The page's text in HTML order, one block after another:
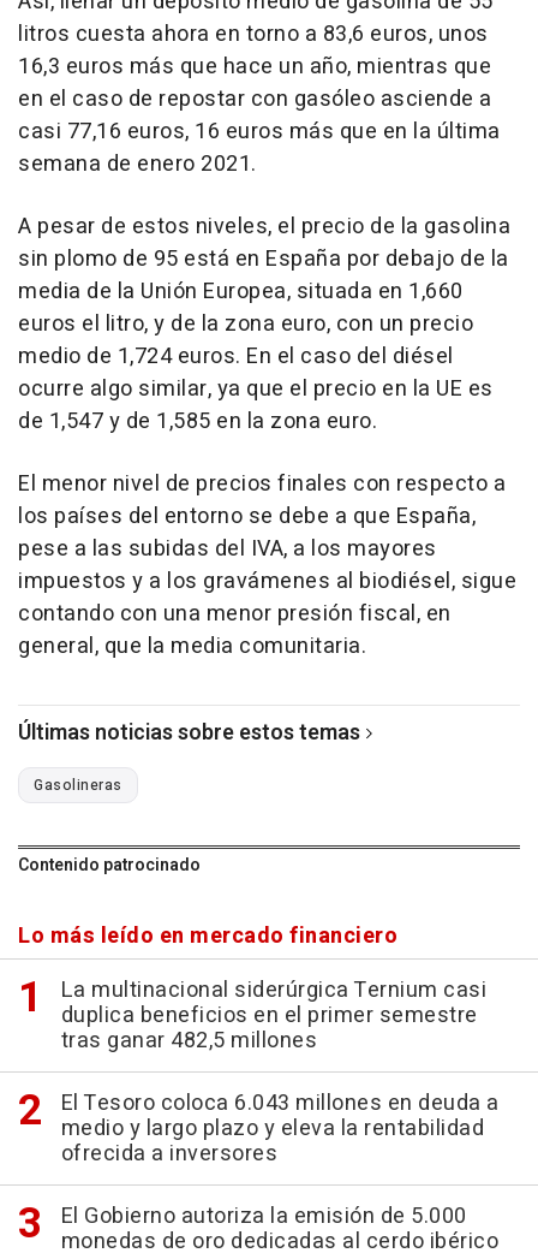
litros cuesta ahora en torno a 83,6 euros, unos
16,3 euros más que hace un año, mientras que
en el caso de repostar con gasóleo asciende a
casi 77,16 euros, 16 euros más que en la última
semana de enero 2021.
A pesar de estos niveles, el precio de la gasolina
sin plomo de 95 está en España por debajo de la
media de la Unión Europea, situada en 1,660
euros el litro, y de la zona euro, con un precio
medio de 1,724 euros. En el caso del diésel
ocurre algo similar, ya que el precio en la UE es
de 1,547 y de 1,585 en la zona euro.
El menor nivel de precios finales con respecto a
los países del entorno se debe a que España,
pese a las subidas del IVA, a los mayores
impuestos y a los gravámenes al biodiésel, sigue
contando con una menor presión fiscal, en
general, que la media comunitaria.
Últimas noticias sobre estos temas
Gasolineras
Contenido patrocinado
Lo más leído en mercado financiero
La multinacional siderúrgica Ternium casi
duplica beneficios en el primer semestre
tras ganar 482,5 millones
El Tesoro coloca 6.043 millones en deuda a
medio y largo plazo y eleva la rentabilidad
ofrecida a inversores
El Gobierno autoriza la emisión de 5.000
monedas de oro dedicadas al cerdo ibérico